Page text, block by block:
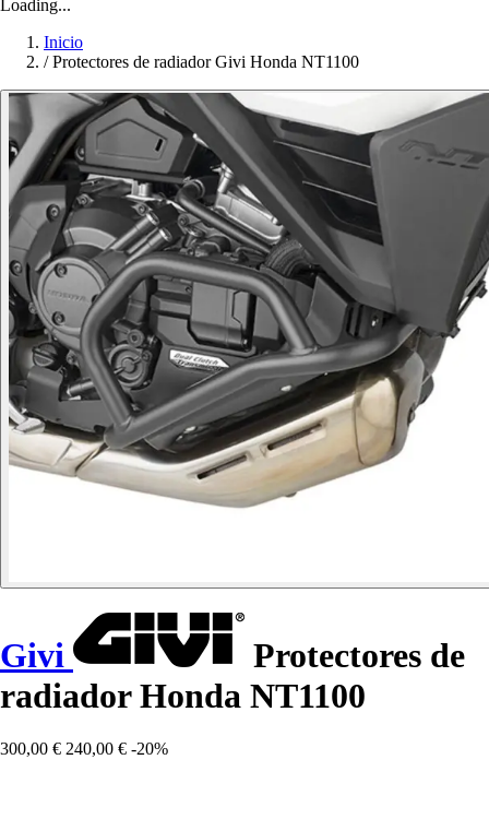
Loading...
Inicio
/ Protectores de radiador Givi Honda NT1100
Givi
Protectores de
radiador Honda NT1100
300,00 € 240,00 € -20%